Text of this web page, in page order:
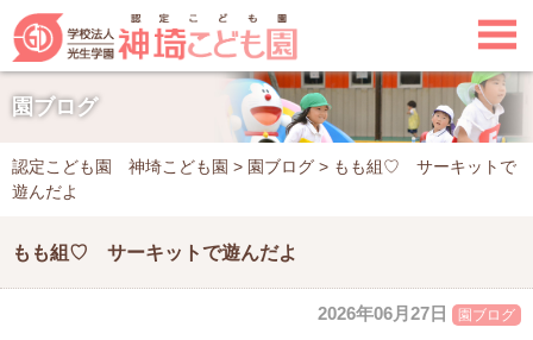

園ブログ
認定こども園 神埼こども園 > 園ブログ > もも組♡ サーキットで
遊んだよ
もも組♡ サーキットで遊んだよ
2026年06月27日 園ブログ